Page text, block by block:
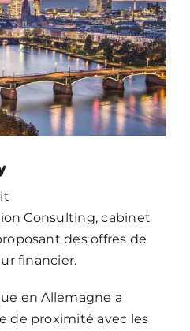
FR
Consulting, cabinet
des offres de
financier.
en Allemagne a
de proximité avec les